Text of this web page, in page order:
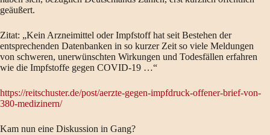
geäußert.
Zitat: „Kein Arzneimittel oder Impfstoff hat seit Bestehen der
entsprechenden Datenbanken in so kurzer Zeit so viele Meldungen
von schweren, unerwünschten Wirkungen und Todesfällen erfahren
wie die Impfstoffe gegen COVID-19 …“
https://reitschuster.de/post/aerzte-gegen-impfdruck-offener-brief-von-
380-medizinern/
Kam nun eine Diskussion in Gang?